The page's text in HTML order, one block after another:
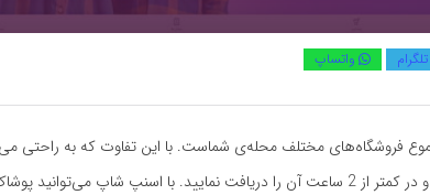
تلگرام واتساپ
فروشگاه‌های مختلف محله‌ی شماست. با این تفاوت که به راحتی
سفارشتان را آنلاین ثبت کرده و در کمتر از 2 ساعت آن را دریافت نمایید. با اسنپ شاپ